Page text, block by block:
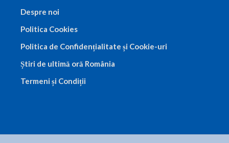
Despre noi
Politica Cookies
Politica de Confidențialitate și Cookie-uri
Știri de ultimă oră România
Termeni și Condiții